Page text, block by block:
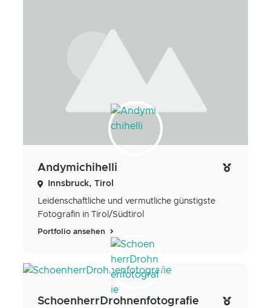
Andymichihelli
Innsbruck, Tirol
Leidenschaftliche und vermutliche günstigste
Fotografin in Tirol/Südtirol
Portfolio ansehen
SchoenherrDrohnenfotografie